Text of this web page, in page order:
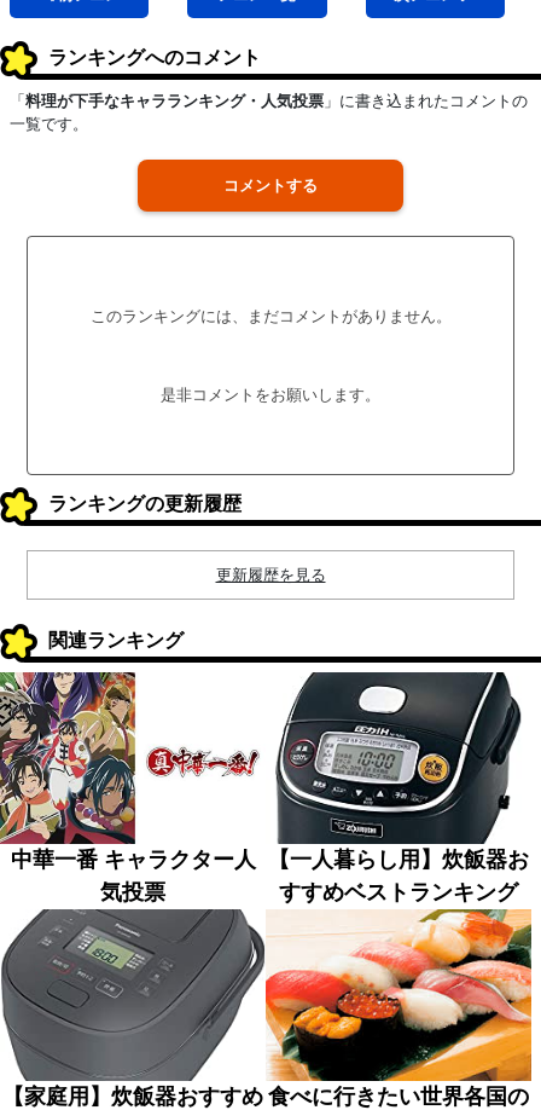
ランキングへのコメント
「 料理が下手なキャラランキング・人気投票 」に書き込まれたコメントの
一覧です。
コメントする
このランキングには、まだコメントがありません。
是非コメントをお願いします。
ランキングの更新履歴
更新履歴を見る
関連ランキング
中華一番 キャラクター人
気投票
【一人暮らし用】炊飯器お
すすめベストランキング
【家庭用】炊飯器おすすめ 食べに行きたい世界各国の